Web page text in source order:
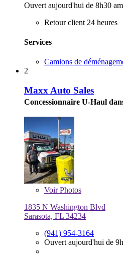
Ouvert aujourd'hui de 8h30
Retour client 24 heures
Services
Camions de
2
Maxx Auto Sales
Concessionnaire U-Haul
VoirPhotos
1835 N Washington Blvd
Sarasota, FL 34234
(941) 954-3164
Ouvert aujourd'hui de